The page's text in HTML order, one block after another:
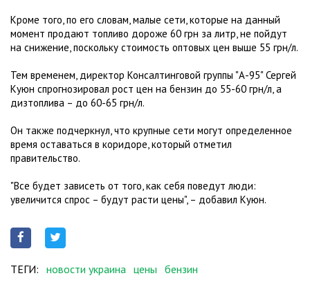
Кроме того, по его словам, малые сети, которые на данный
момент продают топливо дороже 60 грн за литр, не пойдут
на снижение, поскольку стоимость оптовых цен выше 55 грн/л.
Тем временем, директор Консалтинговой группы "А-95" Сергей
Куюн спрогнозировал рост цен на бензин до 55-60 грн/л, а
дизтоплива – до 60-65 грн/л.
Он также подчеркнул, что крупные сети могут определенное
время оставаться в коридоре, который отметил
правительство.
"Все будет зависеть от того, как себя поведут люди:
увеличится спрос – будут расти цены", – добавил Куюн.
ТЕГИ: новости украина цены бензин